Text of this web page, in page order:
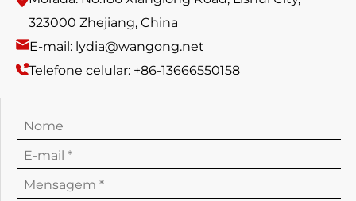
323000 Zhejiang, China
E-mail: lydia@wangong.net
Telefone celular: +86-13666550158